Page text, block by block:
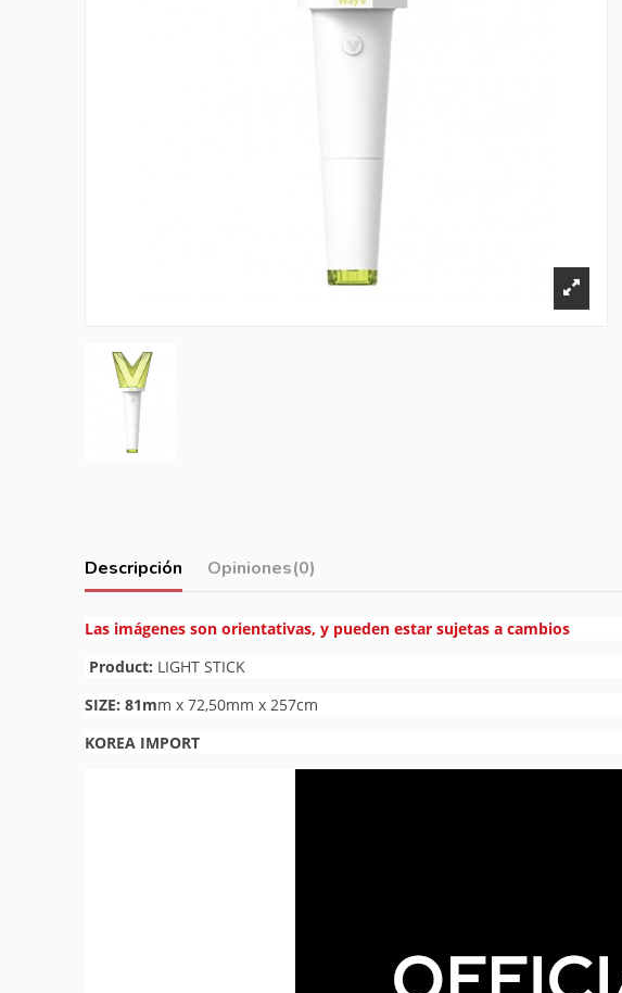
Descripción Opiniones(0)
Las imágenes son orientativas, y pueden estar sujetas a cambios
Product: LIGHT STICK
SIZE: 81mm x 72,50mm x 257cm
KOREA IMPORT